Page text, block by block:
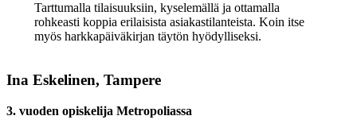
Tarttumalla tilaisuuksiin, kyselemällä ja ottamalla
rohkeasti koppia erilaisista asiakastilanteista. Koin itse
myös harkkapäiväkirjan täytön hyödylliseksi.
Ina Eskelinen, Tampere
3. vuoden opiskelija Metropoliassa